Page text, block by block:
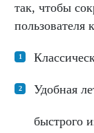
так, чтобы
пользователя
Удобная
быстрого